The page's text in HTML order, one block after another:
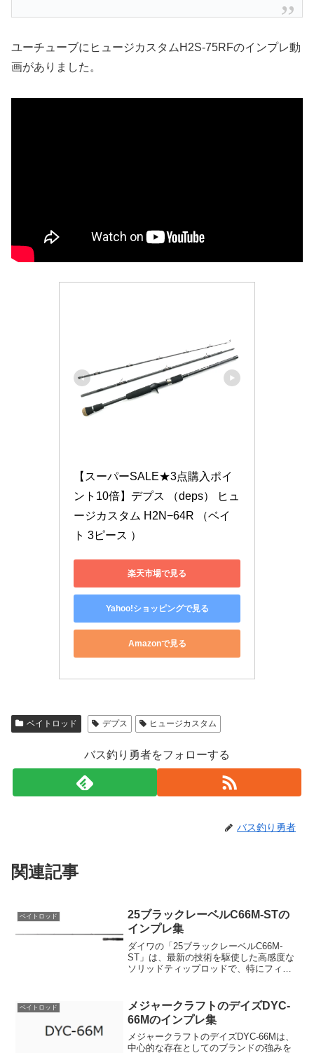
ユーチューブにヒュージカスタムH2S-75RFのインプレ動
画がありました。
【スーパーSALE★3点購入ポイ
ント10倍】デプス （deps） ヒュ
ージカスタム H2N−64R （ベイ
ト 3ピース ）
楽天市場で見る
Yahoo!ショッピングで見る
Amazonで見る
ベイトロッド デプス ヒュージカスタム
バス釣り勇者をフォローする
バス釣り勇者
関連記事
ベイトロッド
25ブラックレーベルC66M-STの
インプレ集
ダイワの「25ブラックレーベルC66M-
ST」は、最新の技術を駆使した高感度な
ソリッドティップロッドで、特にフィネ
強度の素材をティップに採用し、強靭な
SVFチューブラ...
ベイトロッド
メジャークラフトのデイズDYC-
66Mのインプレ集
メジャークラフトのデイズDYC-66Mは、
中心的な存在としてのブランドの強みを